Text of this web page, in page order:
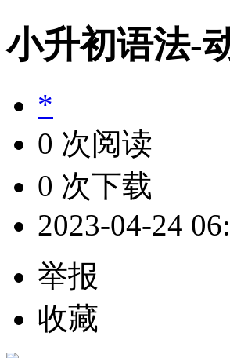
小升初语法-
*
0 次阅读
0 次下载
2023-04-24
举报
收藏